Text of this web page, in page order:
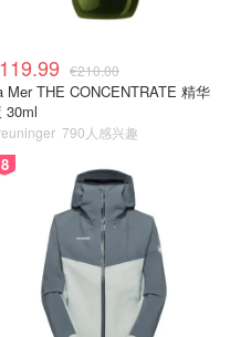
€210.00
Mer THE CONCENTRATE 精华
30ml
790人感兴趣
8